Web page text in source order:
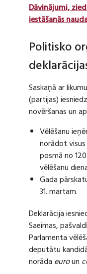
Dāvinājumi,
iestāšanās
Politisko
Saskaņā ar
(partijas)
novēršanas un
Vēlēšanu
norādot
posmā no
vēlēšanu
Gada
31. martam.
Deklarācija
Saeimas,
Parlamenta
deputātu
norāda euroun